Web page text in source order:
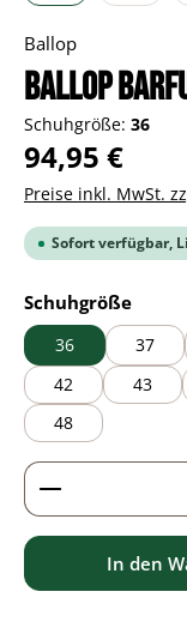
Ballop
BALLOP
Schuhgröße: 36
Regulärer Preis:
94,95 €
Preise inkl. MwSt.
Sofort verfügbar,
Schuhgröße
36 37
42
43
48
Produkt
In den